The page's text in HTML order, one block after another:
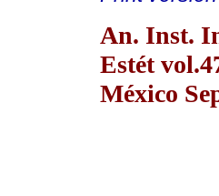
An. Inst.
Estét
México